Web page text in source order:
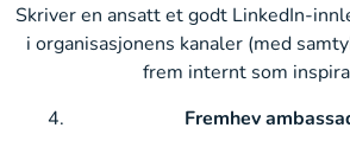
Skriver en ansatt et godt LinkedIn-
i organisasjonens kanaler (med
frem internt som
Fremhev